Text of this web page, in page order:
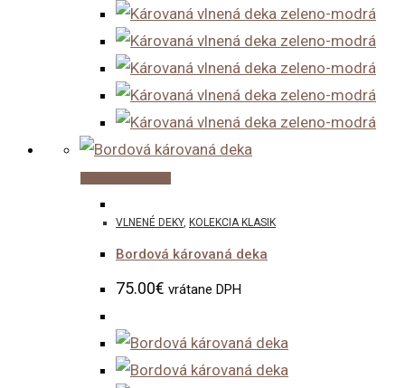
has
multiple
variants.
options
may
VLNENÉ DEKY, KOLEKCIA KLASIK
Bordová károvaná deka
75.00€ vrátane DPH